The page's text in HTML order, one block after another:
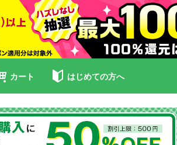
カート はじめての方へ